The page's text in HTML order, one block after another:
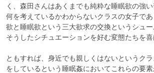
く、森田さんはあくまでも純粋な睡眠欲の強
何を考えているかわからないクラスの女子で
欲と睡眠欲という三大欲求の交換というシュ
そうしたシチュエーションを好む変態たちを喜
ともすれば、身近でも親しくはないというク
をしているという睡眠姦においてこれらの要